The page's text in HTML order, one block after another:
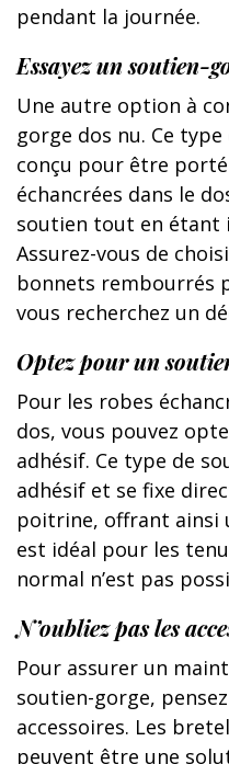
pendant la journée.
Essayez un soutien-
Une autre option à
gorge dos nu. Ce
conçu pour être
échancrées dans le
soutien tout en étant
Assurez-vous de
bonnets rembourrés
vous recherchez un
Optez pour un
Pour les robes
dos, vous pouvez
adhésif. Ce type de
adhésif et se fixe
poitrine, offrant ainsi
est idéal pour les
normal n’est pas
N’oubliez pas les
Pour assurer un
soutien-gorge,
accessoires. Les
peuvent être une